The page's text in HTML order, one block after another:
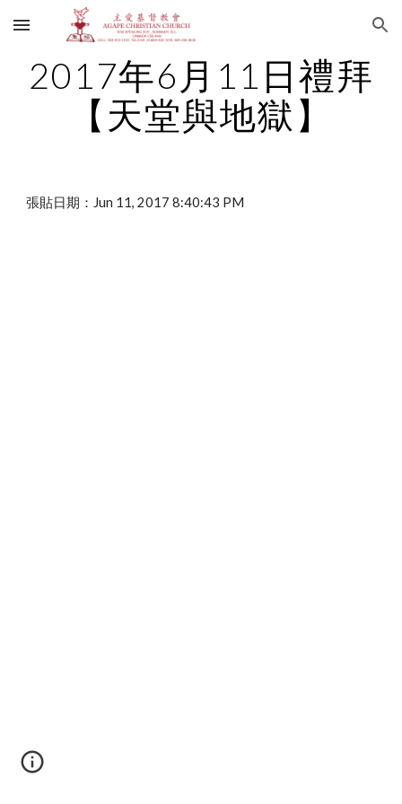
Skip to main content Skip to navigation
2017年6月11日禮拜
【天堂與地獄】
張貼日期：Jun 11, 2017 8:40:43 PM